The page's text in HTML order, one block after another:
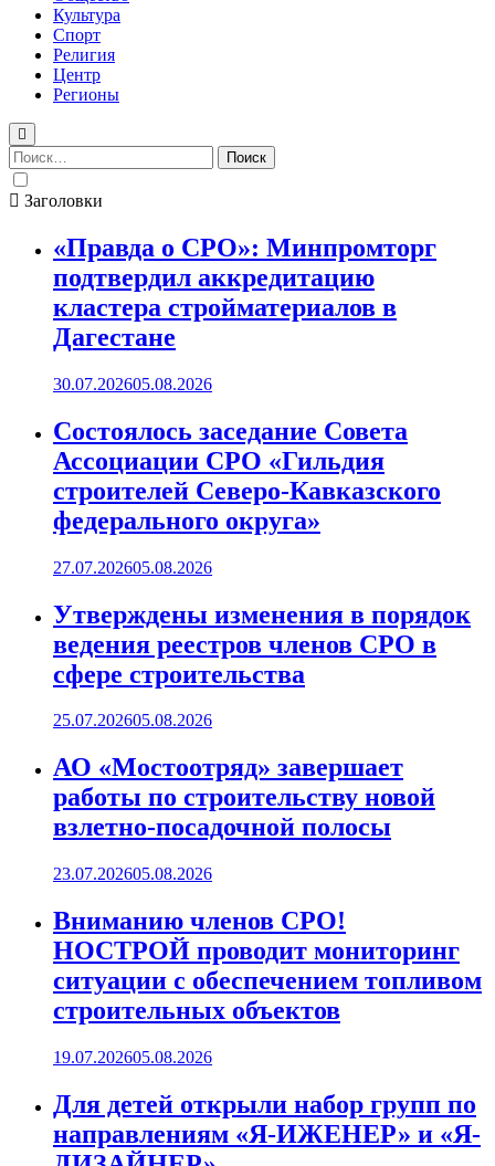
Культура
Спорт
Религия
Центр
Регионы
Найти:
Заголовки
«Правда о СРО»: Минпромторг
подтвердил аккредитацию
кластера стройматериалов в
Дагестане
30.07.202605.08.2026
Состоялось заседание Совета
Ассоциации СРО «Гильдия
строителей Северо-Кавказского
федерального округа»
27.07.202605.08.2026
Утверждены изменения в порядок
ведения реестров членов СРО в
сфере строительства
25.07.202605.08.2026
АО «Мостоотряд» завершает
работы по строительству новой
взлетно-посадочной полосы
23.07.202605.08.2026
Вниманию членов СРО!
НОСТРОЙ проводит мониторинг
ситуации с обеспечением топливом
строительных объектов
19.07.202605.08.2026
Для детей открыли набор групп по
направлениям «Я-ИЖЕНЕР» и «Я-